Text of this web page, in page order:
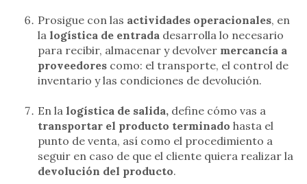
Prosigue con las actividades operacionales, en
la logística de entrada desarrolla lo necesario
para recibir, almacenar y devolver mercancía a
proveedores como: el transporte, el control de
inventario y las condiciones de devolución.
En la logística de salida, define cómo vas a
transportar el producto terminado hasta el
punto de venta, así como el procedimiento a
seguir en caso de que el cliente quiera realizar la
devolución del producto.